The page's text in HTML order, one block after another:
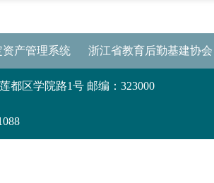
资产管理系统 浙江省教育后勤基建协会
都区学院路1号 邮编：323000